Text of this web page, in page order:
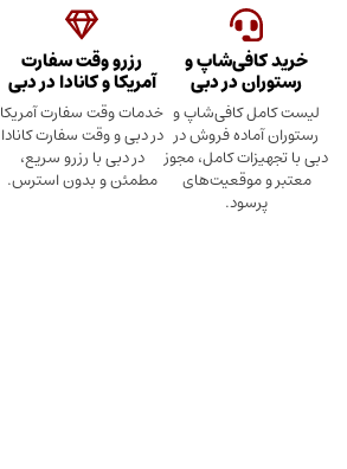
خرید کافی‌شاپ و
رستوران در دبی
لیست کامل کافی‌شاپ و
رستوران آماده فروش در
دبی با تجهیزات کامل، مجوز
معتبر و موقعیت‌های
پرسود.
رزرو وقت سفارت
آمریکا و کانادا در دبی
خدمات وقت سفارت آمریکا
در دبی و وقت سفارت کانادا
در دبی با رزرو سریع،
مطمئن و بدون استرس.